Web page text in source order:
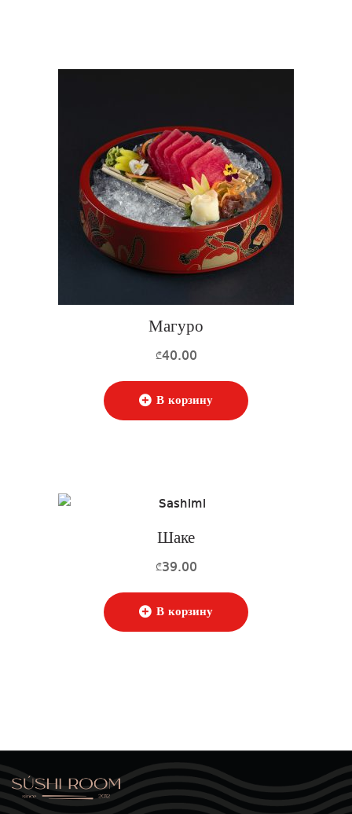
Магуро
₾40.00
В корзину
Шаке
₾39.00
В корзину